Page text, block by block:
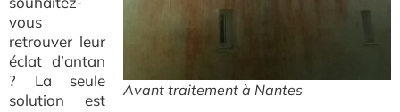
Avant traitement à Nantes
vous
retrouver leur
éclat d’antan
? La seule
solution est